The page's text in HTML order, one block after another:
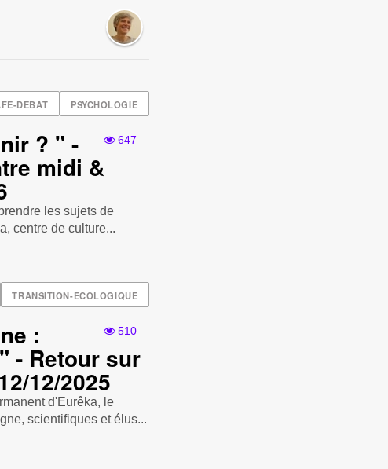
DEBAT PSYCHOLOGIE
647
? " -
midi &
les sujets de
centre de culture...
TRANSITION-ECOLOGIQUE
510
:
- Retour sur
12/2025
d'Eurêka, le
scientifiques et élus...